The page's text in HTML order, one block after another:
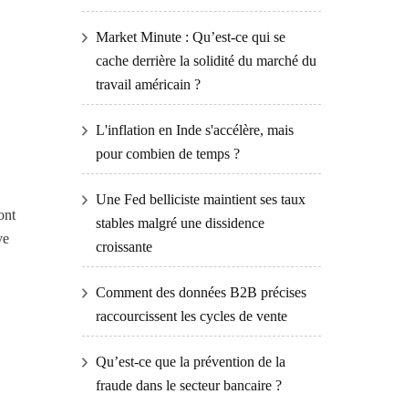
Market Minute : Qu’est-ce qui se
cache derrière la solidité du marché du
travail américain ?
L'inflation en Inde s'accélère, mais
pour combien de temps ?
Une Fed belliciste maintient ses taux
stables malgré une dissidence
croissante
Comment des données B2B précises
raccourcissent les cycles de vente
Qu’est-ce que la prévention de la
fraude dans le secteur bancaire ?